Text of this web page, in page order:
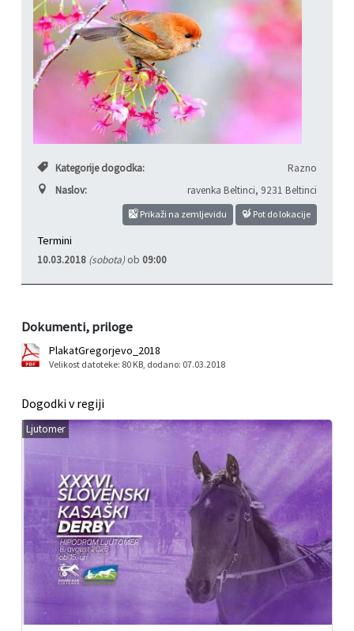
Kategorije dogodka:
Razno
Naslov:
ravenka Beltinci, 9231 Beltinci
Prikaži na zemljevidu Pot do lokacije
Termini
10.03.2018 (sobota)ob 09:00
Dokumenti, priloge
PlakatGregorjevo_2018
Velikost datoteke: 80 KB, dodano: 07.03.2018
Dogodki v regiji
Ljutomer
Varstvo osebnih podatkov
Informacije javnega značaja
Občinski časopis "Mali Rijtar"
Občinski predpisi
Druge koristne povezave